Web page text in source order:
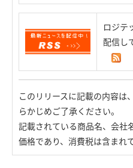
ロジテ
配信し
このリリースに記載の内容は
らかじめご了承ください。
記載されている商品名、会社
価格であり、消費税は含まれ